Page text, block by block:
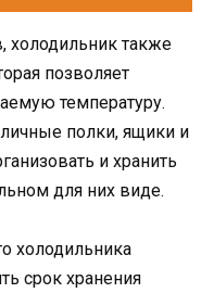
холодильник также
позволяет
температуру.
полки, ящики и
и хранить
для них виде.
холодильника
срок хранения